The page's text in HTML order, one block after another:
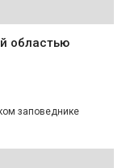
областью
заповеднике